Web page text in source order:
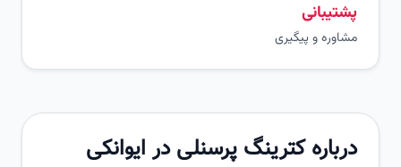
پشتیبانی
مشاوره و پیگیری
درباره کترینگ پرسنلی در ایوانکی